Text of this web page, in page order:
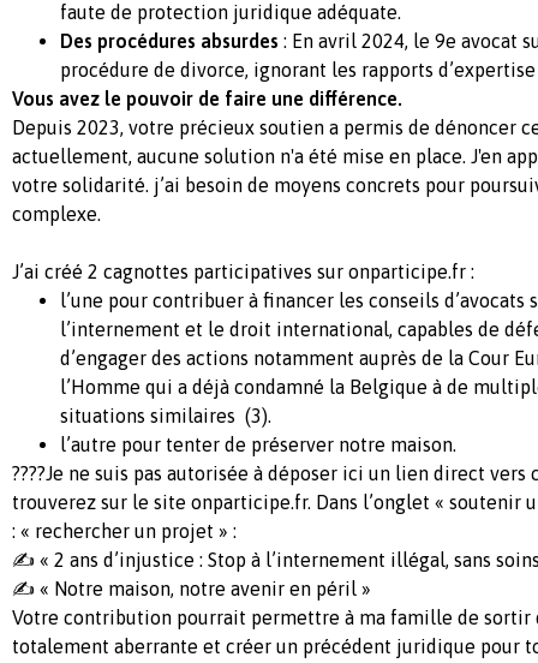
faute de protection juridique adéquate.
Des procédures absurdes : En avril 2024, le 9e avocat
procédure de divorce, ignorant les rapports
Vous avez le pouvoir de faire une différence.
Depuis 2023, votre précieux soutien a permis de dénoncer
actuellement, aucune solution n'a été mise en place. J'en
votre solidarité. j’ai besoin de moyens concrets pour
complexe.
J’ai créé 2 cagnottes participatives sur onparticipe.fr :
l’une pour contribuer à financer les conseils d’avocats
l’internement et le droit international, capables de
d’engager des actions notamment auprès de la Cour
l’Homme qui a déjà condamné la Belgique à de
situations similaires (3).
l’autre pour tenter de préserver notre maison.
????Je ne suis pas autorisée à déposer ici un lien direct vers
trouverez sur le site onparticipe.fr. Dans l’onglet « soutenir
: « rechercher un projet » :
✍️ « 2 ans d’injustice : Stop à l’internement illégal, sans
✍️ « Notre maison, notre avenir en péril »
Votre contribution pourrait permettre à ma famille de sortir
totalement aberrante et créer un précédent juridique pour